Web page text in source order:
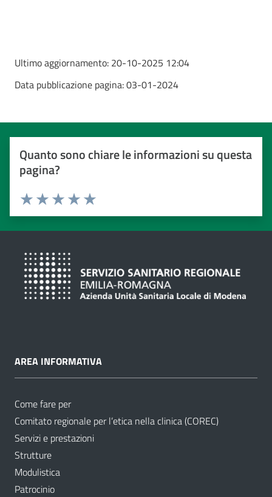
Ultimo aggiornamento: 20-10-2025 12:04
Data pubblicazione pagina:03-01-2024
Quanto sono chiare le informazioni su questa
pagina?
Valuta da 1 a 5 stelle
Valuta 5 stelle su 5
Valuta 4 stelle su 5
Valuta 3 stelle su 5
Valuta 2 stelle su 5
Valuta 1 stelle su 5
AREA INFORMATIVA
Come fare per
Comitato regionale per l’etica nella clinica (COREC)
Servizi e prestazioni
Strutture
Modulistica
Patrocinio